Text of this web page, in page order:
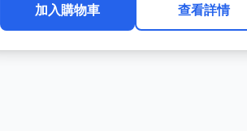
加入購物車 查看詳情